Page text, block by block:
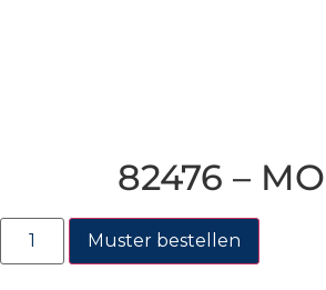
82476 –
Muster bestellen